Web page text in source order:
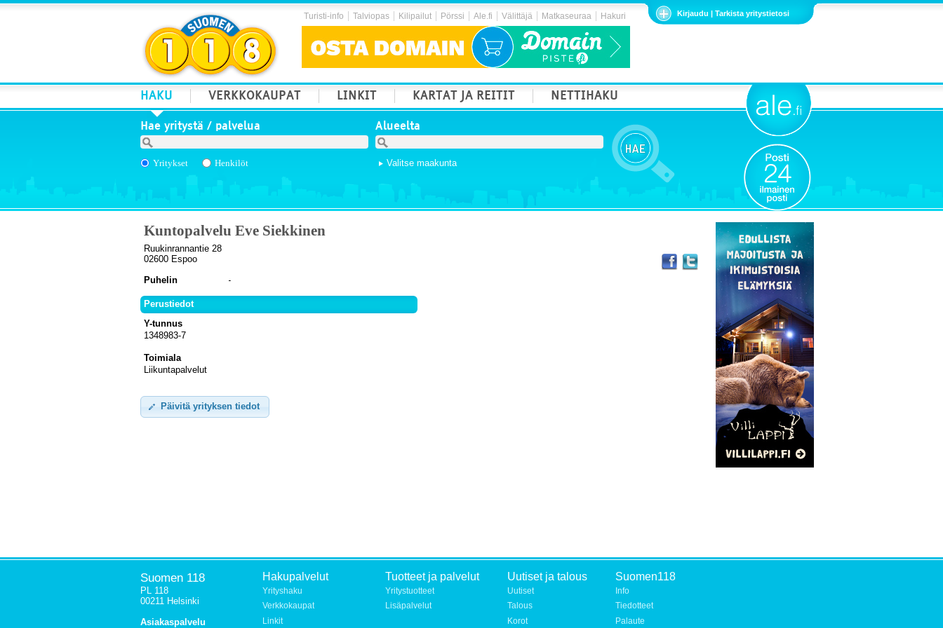
Kirjaudu | Tarkista yritystietosi
Turisti-info Talviopas Kilipailut Pörssi Ale.fi Välittäjä Matkaseuraa Hakuri
HAKU VERKKOKAUPAT LINKIT KARTAT JA REITIT NETTIHAKU
Hae yritystä / palvelua
Yritykset Henkilöt
Alueelta
Valitse maakunta
Kuntopalvelu Eve Siekkinen
Ruukinrannantie 28
02600 Espoo
Puhelin
Perustiedot
Y-tunnus
1348983-7
Toimiala
Liikuntapalvelut
Päivitä yrityksen tiedot
Suomen 118
PL 118
00211 Helsinki
Asiakaspalvelu
Hakupalvelut
Yrityshaku
Verkkokaupat
Linkit
Tuotteet ja palvelut
Yritystuotteet
Lisäpalvelut
Uutiset ja talous
Uutiset
Talous
Korot
Suomen118
Info
Tiedotteet
Palaute